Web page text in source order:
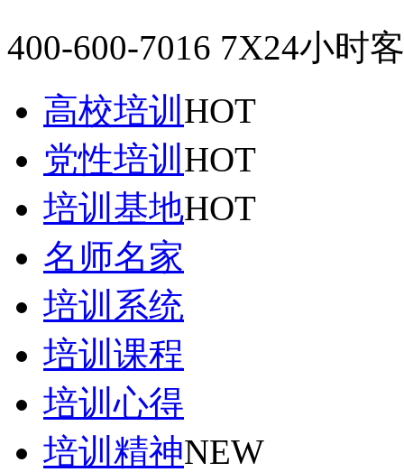
400-600-7016 7X24小时
高校培训 HOT
党性培训 HOT
培训基地HOT
名师名家
培训系统
培训课程
培训心得
培训精神NEW